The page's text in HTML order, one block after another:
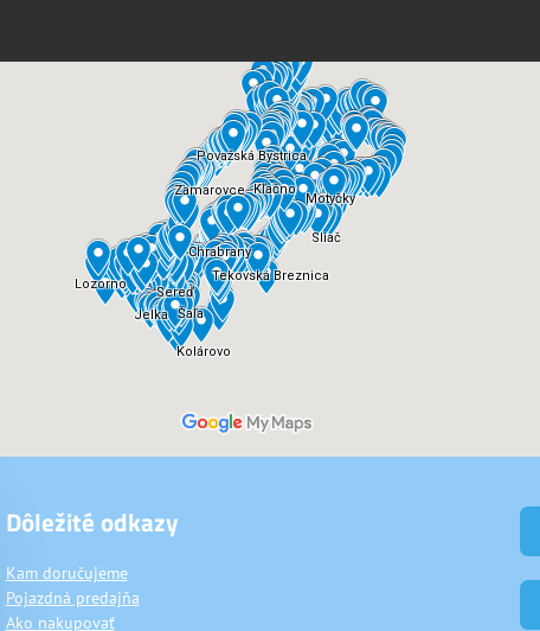
Dôležité odkazy
Kam doručujeme
Pojazdná predajňa
Ako nakupovať